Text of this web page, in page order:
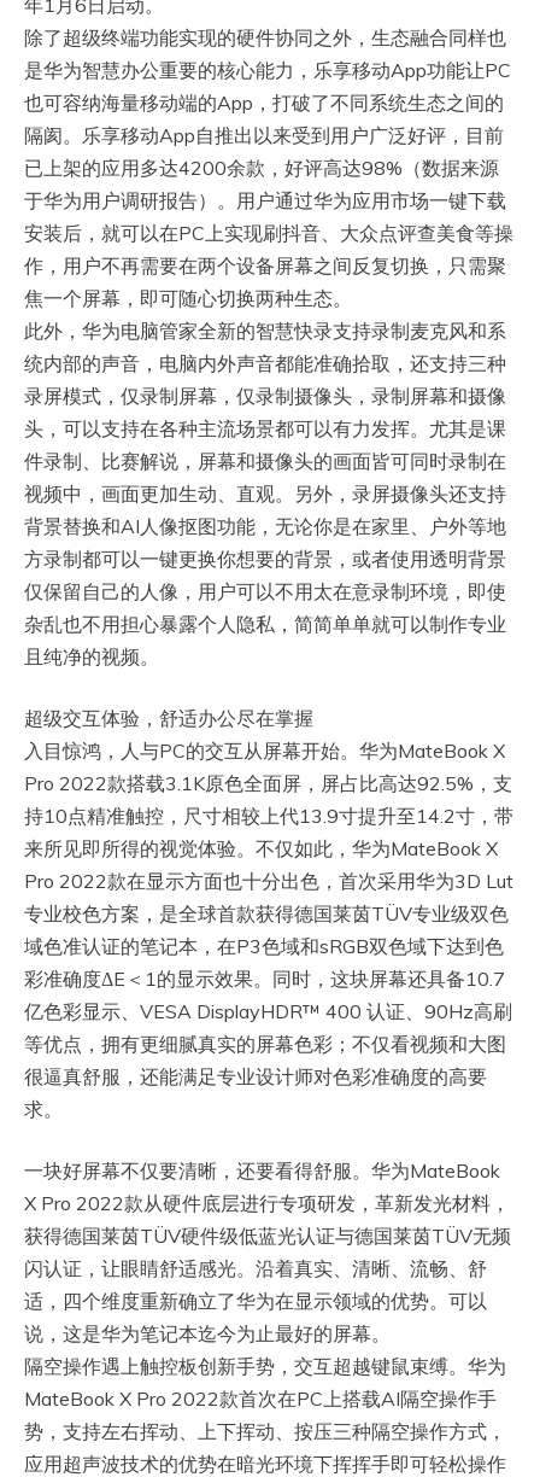
除了超级终端功能实现的硬件协同之外，生态融合同样也
是华为智慧办公重要的核心能力，乐享移动App功能让PC
也可容纳海量移动端的App，打破了不同系统生态之间的
隔阂。乐享移动App自推出以来受到用户广泛好评，目前
已上架的应用多达4200余款，好评高达98%（数据来源
于华为用户调研报告）。用户通过华为应用市场一键下载
安装后，就可以在PC上实现刷抖音、大众点评查美食等操
作，用户不再需要在两个设备屏幕之间反复切换，只需聚
焦一个屏幕，即可随心切换两种生态。
此外，华为电脑管家全新的智慧快录支持录制麦克风和系
统内部的声音，电脑内外声音都能准确拾取，还支持三种
录屏模式，仅录制屏幕，仅录制摄像头，录制屏幕和摄像
头，可以支持在各种主流场景都可以有力发挥。尤其是课
件录制、比赛解说，屏幕和摄像头的画面皆可同时录制在
视频中，画面更加生动、直观。另外，录屏摄像头还支持
背景替换和AI人像抠图功能，无论你是在家里、户外等地
方录制都可以一键更换你想要的背景，或者使用透明背景
仅保留自己的人像，用户可以不用太在意录制环境，即使
杂乱也不用担心暴露个人隐私，简简单单就可以制作专业
且纯净的视频。
超级交互体验，舒适办公尽在掌握
入目惊鸿，人与PC的交互从屏幕开始。华为MateBook X
Pro 2022款搭载3.1K原色全面屏，屏占比高达92.5%，支
持10点精准触控，尺寸相较上代13.9寸提升至14.2寸，带
来所见即所得的视觉体验。不仅如此，华为MateBook X
Pro 2022款在显示方面也十分出色，首次采用华为3D Lut
专业校色方案，是全球首款获得德国莱茵TÜV专业级双色
域色准认证的笔记本，在P3色域和sRGB双色域下达到色
彩准确度ΔE＜1的显示效果。同时，这块屏幕还具备10.7
亿色彩显示、VESA DisplayHDR™ 400 认证、90Hz高刷
等优点，拥有更细腻真实的屏幕色彩；不仅看视频和大图
很逼真舒服，还能满足专业设计师对色彩准确度的高要
求。
一块好屏幕不仅要清晰，还要看得舒服。华为MateBook
X Pro 2022款从硬件底层进行专项研发，革新发光材料，
获得德国莱茵TÜV硬件级低蓝光认证与德国莱茵TÜV无频
闪认证，让眼睛舒适感光。沿着真实、清晰、流畅、舒
适，四个维度重新确立了华为在显示领域的优势。可以
说，这是华为笔记本迄今为止最好的屏幕。
隔空操作遇上触控板创新手势，交互超越键鼠束缚。华为
MateBook X Pro 2022款首次在PC上搭载AI隔空操作手
势，支持左右挥动、上下挥动、按压三种隔空操作方式，
应用超声波技术的优势在暗光环境下挥挥手即可轻松操作